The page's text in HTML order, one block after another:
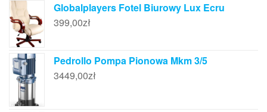
Globalplayers Fotel Biurowy Lux Ecru
399,00zł
Pedrollo Pompa Pionowa Mkm 3/5
3449,00zł